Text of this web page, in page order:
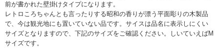
前が書かれた壁掛けタイプになります。
レトロころちゃんとも言ったりする昭和の香りが漂う平面彫りの木製品
で、今は観光地にも置いていない品です。サイスは品名に表示しにくい
サイズとなりますので、下記のサイズをご確認ください。しいていえばM
サイズです。